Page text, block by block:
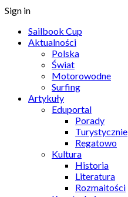
Sign in
Sailbook Cup
Aktualności
Polska
Świat
Motorowodne
Surfing
Artykuły
Eduportal
Porady
Turystycznie
Regatowo
Kultura
Historia
Literatura
Rozmaitości